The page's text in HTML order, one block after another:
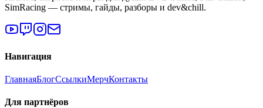
SimRacing — стримы, гайды, разборы и dev&chill.
Навигация
ГлавнаяБлогСсылкиМерчКонтакты
Для партнёров